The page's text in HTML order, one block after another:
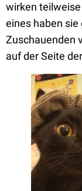
wirken
eines haben
Zuschauenden
auf der Seite